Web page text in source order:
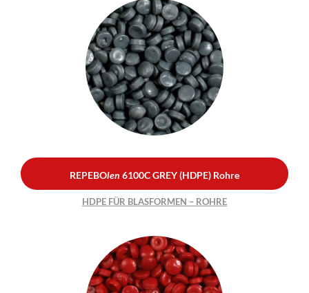
REPEBOlen6100C GREY
(HDPE) Rohre
HDPE FÜR BLASFORMEN –
ROHRE
REPEBOlen 6100C GREY (HDPE) Rohre
HDPE FÜR BLASFORMEN – ROHRE